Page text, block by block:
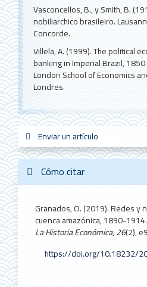
Vasconcellos, B., y Smith, B.
nobiliarchico brasileiro.
Concorde.
Villela, A. (1999). The political
banking in Imperial Brazil,
London School of Economics
Londres.
Enviar un artículo
Cómo citar
Granados, O. (2019). Redes y
cuenca amazónica, 1890-
La Historia Económica,26(2),
https://doi.org/10.18232/